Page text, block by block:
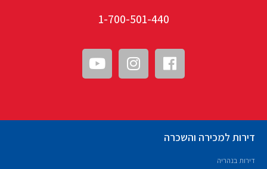
1-700-501-440
דירות למכירה והשכרה
דירות בנהריה